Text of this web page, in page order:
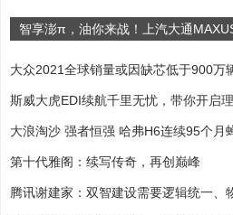
大众2021全球销量或因缺芯低于900万
斯威大虎EDI续航千里无忧，带你开启
大浪淘沙 强者恒强 哈弗H6连续95个月
第十代雅阁：续写传奇，再创巅峰
腾讯谢建家：双智建设需要逻辑统一、